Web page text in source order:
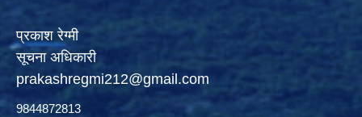
प्रकाश रेग्मी
सूचना अधिकारी
prakashregmi212@gmail.com
9844872813